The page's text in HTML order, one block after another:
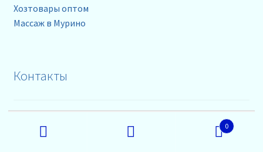
Хозтовары оптом
Массаж в Мурино
Контакты
0